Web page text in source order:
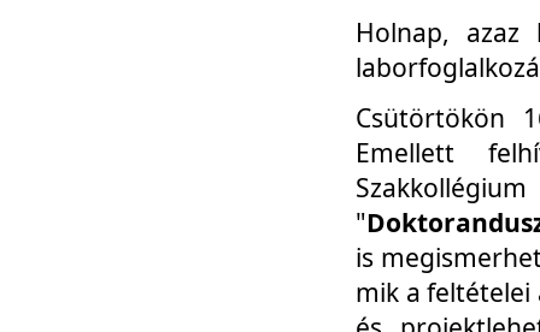
Holnap, azaz
Csütörtökön
Emellett
"
is
mik a feltételei